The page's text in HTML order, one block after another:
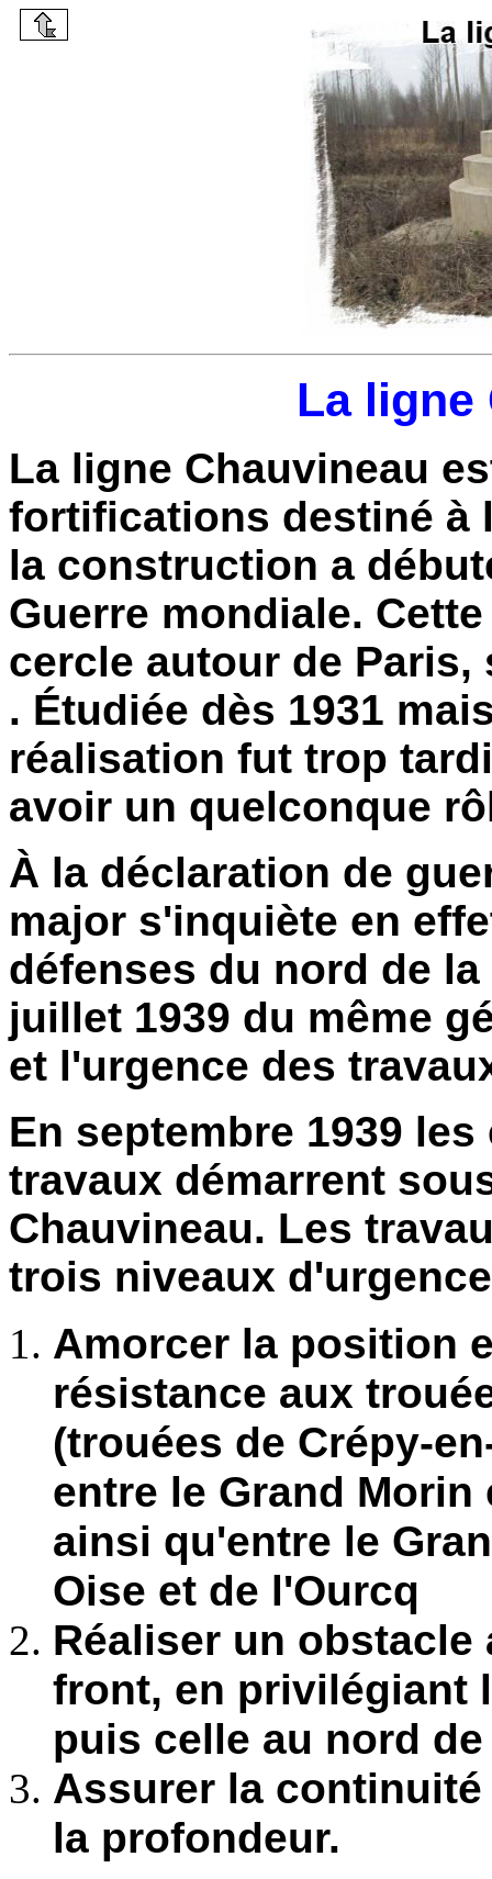
La ligne
La ligne Chauvineau
fortifications destiné à
la construction a
Guerre mondiale.
cercle autour de
. Étudiée dès 1931
réalisation fut trop
avoir un quelconque
À la déclaration de
major s'inquiète en
défenses du nord de
juillet 1939 du même
et l'urgence des
En septembre 1939
travaux démarrent
Chauvineau. Les
trois niveaux
Amorcer la position
résistance aux
(trouées de Crépy-
entre le Grand
ainsi qu'entre le
Oise et de l'Ourcq
Réaliser un
front, en privilégiant
puis celle au nord de
Assurer la
la profondeur.